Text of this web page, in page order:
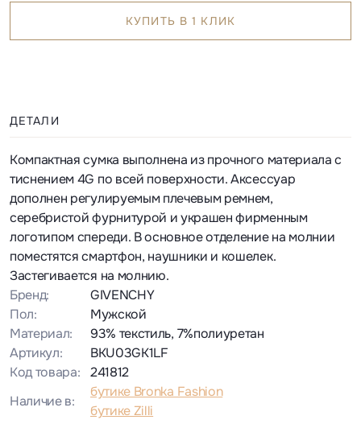
КУПИТЬ В 1 КЛИК
ДЕТАЛИ
Компактная сумка выполнена из прочного материала с
тиснением 4G по всей поверхности. Аксессуар
дополнен регулируемым плечевым ремнем,
серебристой фурнитурой и украшен фирменным
логотипом спереди. В основное отделение на молнии
поместятся смартфон, наушники и кошелек.
Застегивается на молнию.
Бренд:
GIVENCHY
Пол:
Мужской
Материал:
93% текстиль, 7%полиуретан
Артикул:
BKU03GK1LF
Код товара:
241812
Наличие в:
бутике Bronka Fashion
бутике Zilli